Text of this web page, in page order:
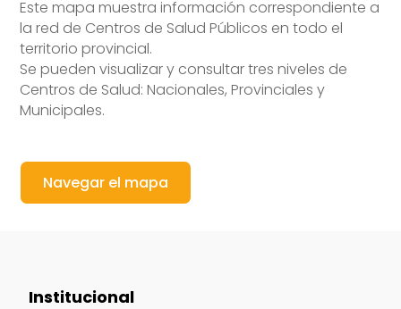
Este mapa muestra información correspondiente a
la red de Centros de Salud Públicos en todo el
territorio provincial.
Se pueden visualizar y consultar tres niveles de
Centros de Salud: Nacionales, Provinciales y
Municipales.
Navegar el mapa
Institucional